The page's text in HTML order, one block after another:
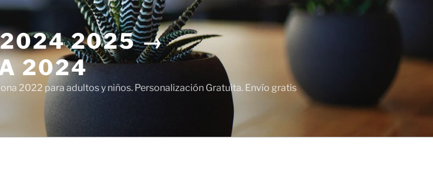
2024 2025 →
2024
2022 para adultos y niños. Personalización Gratuita. Envío gratis